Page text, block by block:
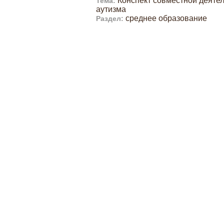
аутизма
Раздел: среднее образование